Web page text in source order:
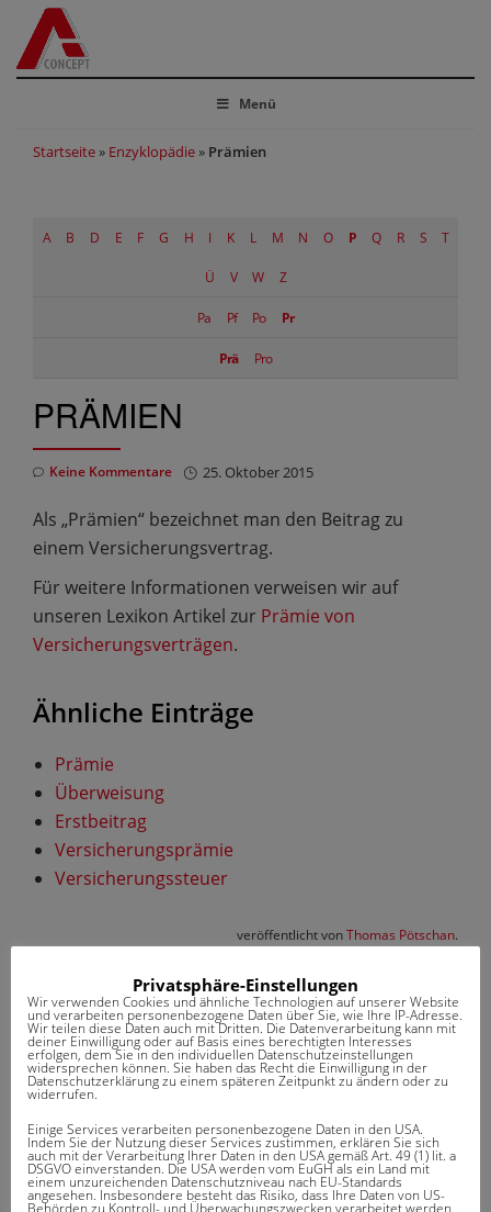
Menü
Startseite » Enzyklopädie » Prämien
A B D E F G H I K L M N O P Q R S T
Ü V W Z
Pa Pf Po Pr
Prä Pro
PRÄMIEN
25. Oktober 2015
Keine Kommentare
Als „Prämien“ bezeichnet man den Beitrag zu
einem Versicherungsvertrag.
Für weitere Informationen verweisen wir auf
unseren Lexikon Artikel zur Prämie von
Versicherungsverträgen.
Ähnliche Einträge
Prämie
Überweisung
Erstbeitrag
Versicherungsprämie
Versicherungssteuer
veröffentlicht vonThomas Pötschan.
BEITRAGSNAVIGATION
Versicherungsprämie Überweisung
Privatsphäre-Einstellungen
Wir verwenden Cookies und ähnliche Technologien auf unserer Website
und verarbeiten personenbezogene Daten über Sie, wie Ihre IP-Adresse.
Wir teilen diese Daten auch mit Dritten. Die Datenverarbeitung kann mit
deiner Einwilligung oder auf Basis eines berechtigten Interesses
erfolgen, dem Sie in den individuellen Datenschutzeinstellungen
widersprechen können. Sie haben das Recht die Einwilligung in der
Datenschutzerklärung zu einem späteren Zeitpunkt zu ändern oder zu
widerrufen.
Einige Services verarbeiten personenbezogene Daten in den USA.
Indem Sie der Nutzung dieser Services zustimmen, erklären Sie sich
auch mit der Verarbeitung Ihrer Daten in den USA gemäß Art. 49 (1) lit. a
DSGVO einverstanden. Die USA werden vom EuGH als ein Land mit
einem unzureichenden Datenschutzniveau nach EU-Standards
angesehen. Insbesondere besteht das Risiko, dass Ihre Daten von US-
Behörden zu Kontroll- und Überwachungszwecken verarbeitet werden,